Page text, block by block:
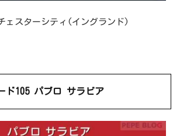
ェスターシティ(イングランド)
ド105 パブロ サラビア